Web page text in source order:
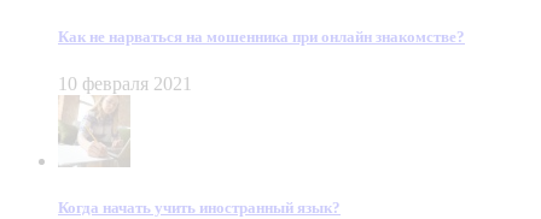
Как не нарваться на мошенника при онлайн знакомстве?
10 февраля 2021
Когда начать учить иностранный язык?